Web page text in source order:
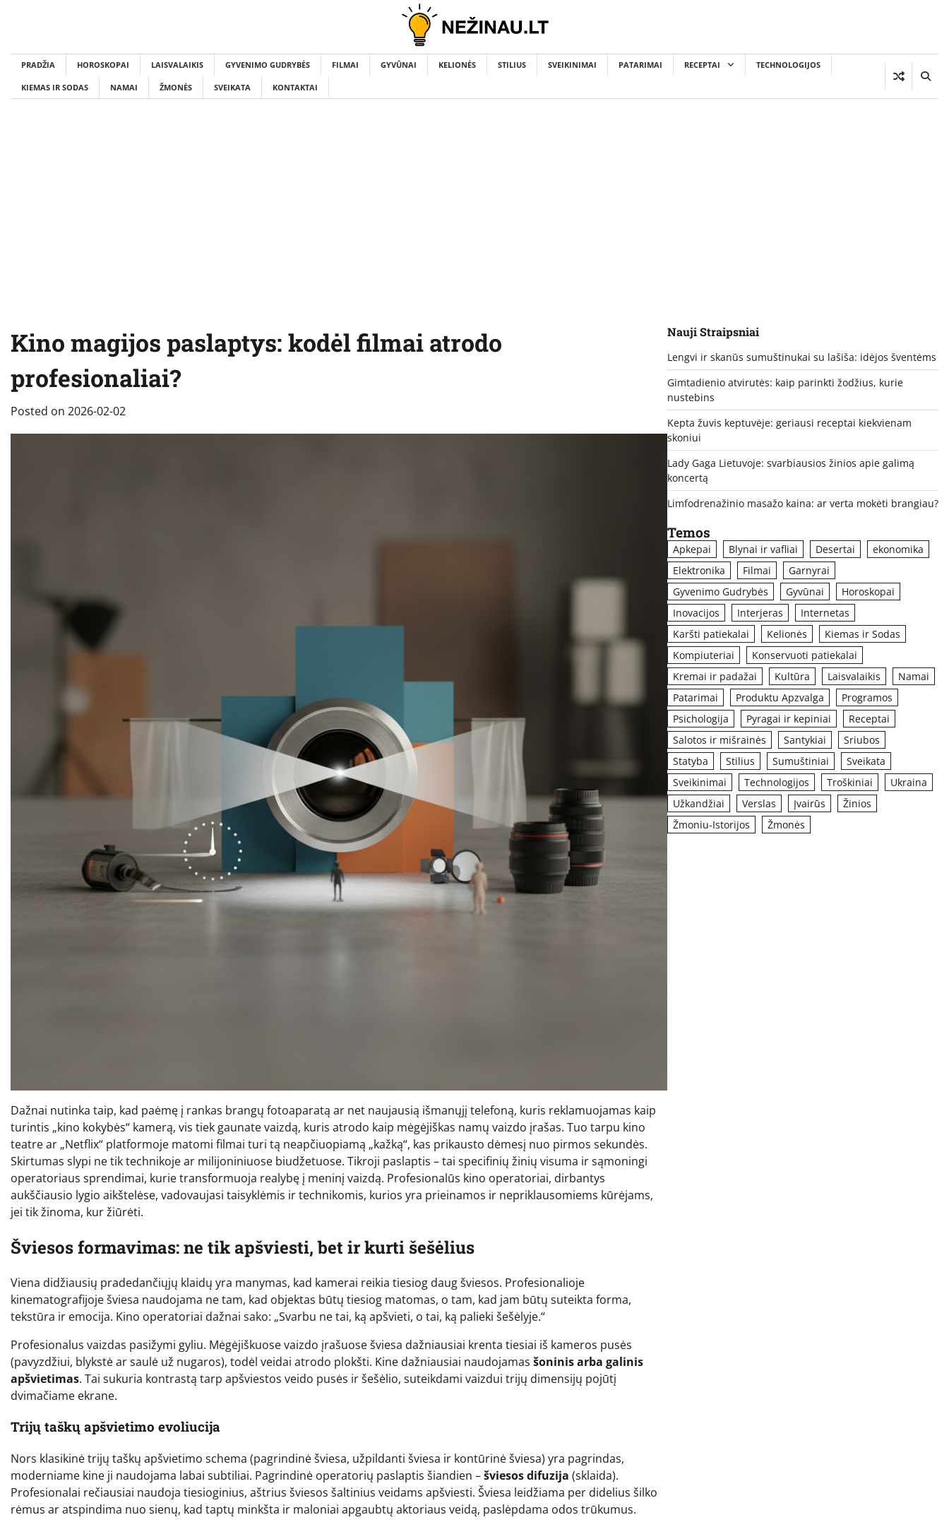
PRADŽIA HOROSKOPAI LAISVALAIKIS GYVENIMO GUDRYBĖS FILMAI GYVŪNAI KELIONĖS STILIUS SVEIKINIMAI PATARIMAI RECEPTAI TECHNOLOGIJOS
KIEMAS IR SODAS NAMAI ŽMONĖS SVEIKATA KONTAKTAI
Kino magijos paslaptys: kodėl filmai atrodo
profesionaliai?
Posted on 2026-02-02
Dažnai nutinka taip, kad paėmę į rankas brangų fotoaparatą ar net naujausią išmanųjį telefoną, kuris reklamuojamas kaip
turintis „kino kokybės“ kamerą, vis tiek gaunate vaizdą, kuris atrodo kaip mėgėjiškas namų vaizdo įrašas. Tuo tarpu kino
teatre ar „Netflix“ platformoje matomi filmai turi tą neapčiuopiamą „kažką“, kas prikausto dėmesį nuo pirmos sekundės.
Skirtumas slypi ne tik technikoje ar milijoniniuose biudžetuose. Tikroji paslaptis – tai specifinių žinių visuma ir sąmoningi
operatoriaus sprendimai, kurie transformuoja realybę į meninį vaizdą. Profesionalūs kino operatoriai, dirbantys
aukščiausio lygio aikštelėse, vadovaujasi taisyklėmis ir technikomis, kurios yra prieinamos ir nepriklausomiems kūrėjams,
jei tik žinoma, kur žiūrėti.
Šviesos formavimas: ne tik apšviesti, bet ir kurti šešėlius
Viena didžiausių pradedančiųjų klaidų yra manymas, kad kamerai reikia tiesiog daug šviesos. Profesionalioje
kinematografijoje šviesa naudojama ne tam, kad objektas būtų tiesiog matomas, o tam, kad jam būtų suteikta forma,
tekstūra ir emocija. Kino operatoriai dažnai sako: „Svarbu ne tai, ką apšvieti, o tai, ką palieki šešėlyje.“
Profesionalus vaizdas pasižymi gyliu. Mėgėjiškuose vaizdo įrašuose šviesa dažniausiai krenta tiesiai iš kameros pusės
(pavyzdžiui, blykstė ar saulė už nugaros), todėl veidai atrodo plokšti. Kine dažniausiai naudojamas šoninis arba galinis
apšvietimas. Tai sukuria kontrastą tarp apšviestos veido pusės ir šešėlio, suteikdami vaizdui trijų dimensijų pojūtį
dvimačiame ekrane.
Trijų taškų apšvietimo evoliucija
Nors klasikinė trijų taškų apšvietimo schema (pagrindinė šviesa, užpildanti šviesa ir kontūrinė šviesa) yra pagrindas,
moderniame kine ji naudojama labai subtiliai. Pagrindinė operatorių paslaptis šiandien –šviesos difuzija (sklaida).
Profesionalai rečiausiai naudoja tiesioginius, aštrius šviesos šaltinius veidams apšviesti. Šviesa leidžiama per didelius šilko
rėmus ar atspindima nuo sienų, kad taptų minkšta ir maloniai apgaubtų aktoriaus veidą, paslėpdama odos trūkumus.
Nauji Straipsniai
Lengvi ir skanūs sumuštinukai su lašiša: idėjos šventėms
Gimtadienio atvirutės: kaip parinkti žodžius, kurie
nustebins
Kepta žuvis keptuvėje: geriausi receptai kiekvienam
skoniui
Lady Gaga Lietuvoje: svarbiausios žinios apie galimą
koncertą
Limfodrenažinio masažo kaina: ar verta mokėti brangiau?
Temos
Apkepai Blynai ir vafliai Desertai
ekonomika
Elektronika
Filmai
Garnyrai
Gyvenimo Gudrybės
Gyvūnai
Horoskopai
Inovacijos
Interjeras
Internetas
Karšti patiekalai
Kelionės
Kiemas ir Sodas
Kompiuteriai
Konservuoti patiekalai
Kremai ir padažai
Kultūra Laisvalaikis
Namai
Patarimai
Produktu Apzvalga
Programos
Psichologija
Pyragai ir kepiniai
Receptai
Salotos ir mišrainės
Santykiai
Sriubos
Statyba
Stilius Sumuštiniai
Sveikata
Sveikinimai
Technologijos Troškiniai
Ukraina
Užkandžiai
Verslas Įvairūs
Žinios
Žmoniu-Istorijos
Žmonės